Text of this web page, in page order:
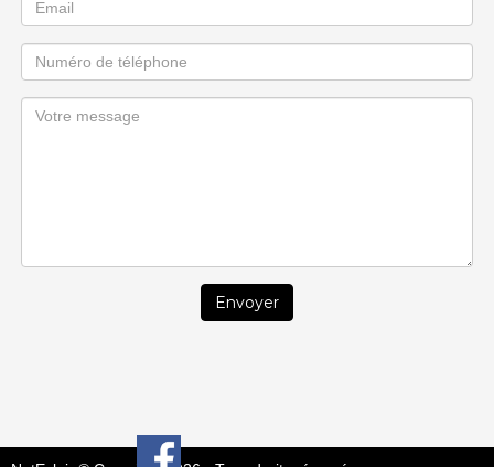
Envoyer